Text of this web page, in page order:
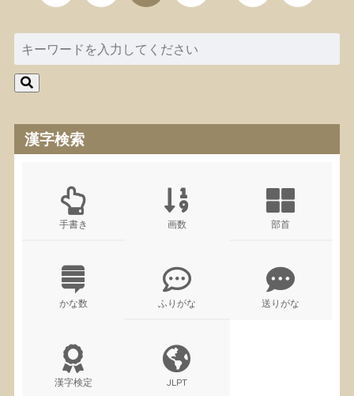
漢字検索
手書き 画数 部首
かな数 ふりがな 送りがな
漢字検定 JLPT